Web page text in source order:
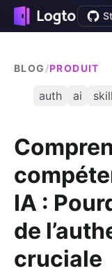
BLOG /PRODUIT
auth ai skill
IA :
de
cruciale